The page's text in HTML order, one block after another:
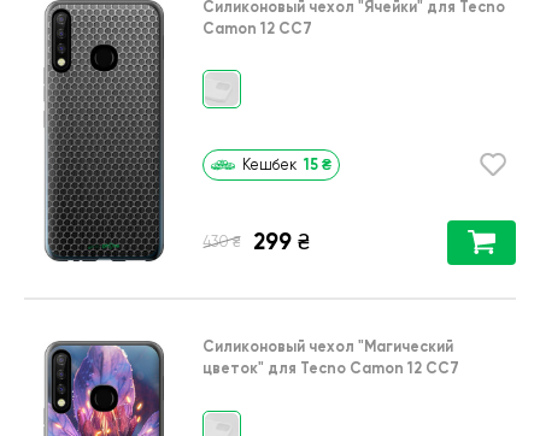
Силиконовый чехол "Ячейки" для Tecno
Camon 12 CC7
Кешбек 15 ₴
430 ₴ 299 ₴
Силиконовый чехол "Магический
цветок" для Tecno Camon 12 CC7